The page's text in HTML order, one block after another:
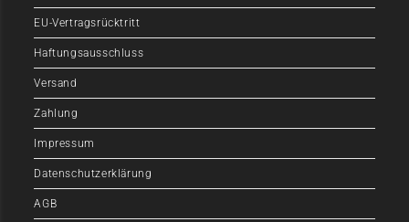
EU-Vertragsrücktritt
Haftungsausschluss
Versand
Zahlung
Impressum
Datenschutzerklärung
AGB